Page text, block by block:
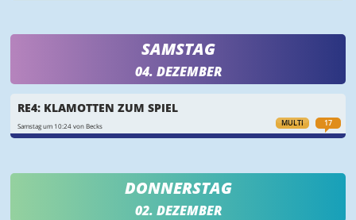
SAMSTAG
04. DEZEMBER
MULTI 17
RE4: KLAMOTTEN ZUM SPIEL
Samstag um 10:24 von Becks
DONNERSTAG
02. DEZEMBER